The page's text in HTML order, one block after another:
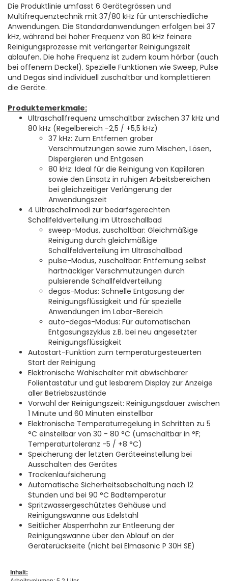
Die Produktlinie umfasst 6 Gerätegrössen und
Multifrequenztechnik mit 37/80 kHz für unterschiedliche
Anwendungen. Die Standardanwendungen erfolgen bei 37
kHz, während bei hoher Frequenz von 80 kHz feinere
Reinigungsprozesse mit verlängerter Reinigungszeit
ablaufen. Die hohe Frequenz ist zudem kaum hörbar (auch
bei offenem Deckel). Spezielle Funktionen wie Sweep, Pulse
und Degas sind individuell zuschaltbar und komplettieren
die Geräte.
Produktemerkmale:
Ultraschallfrequenz umschaltbar zwischen 37 kHz und
80 kHz (Regelbereich -2,5 / +5,5 kHz)
37 kHz: Zum Entfernen grober
Verschmutzungen sowie zum Mischen, Lösen,
Dispergieren und Entgasen
80 kHz: Ideal für die Reinigung von Kapillaren
sowie den Einsatz in ruhigen Arbeitsbereichen
bei gleichzeitiger Verlängerung der
Anwendungszeit
4 Ultraschallmodi zur bedarfsgerechten
Schallfeldverteilung im Ultraschallbad
sweep-Modus, zuschaltbar: Gleichmäßige
Reinigung durch gleichmäßige
Schallfeldverteilung im Ultraschallbad
pulse-Modus, zuschaltbar: Entfernung selbst
hartnäckiger Verschmutzungen durch
pulsierende Schallfeldverteilung
degas-Modus: Schnelle Entgasung der
Reinigungsflüssigkeit und für spezielle
Anwendungen im Labor-Bereich
auto-degas-Modus: Für automatischen
Entgasungszyklus z.B. bei neu angesetzter
Reinigungsflüssigkeit
Autostart-Funktion zum temperaturgesteuerten
Start der Reinigung
Elektronische Wahlschalter mit abwischbarer
Folientastatur und gut lesbarem Display zur Anzeige
aller Betriebszustände
Vorwahl der Reinigungszeit: Reinigungsdauer zwischen
1 Minute und 60 Minuten einstellbar
Elektronische Temperaturregelung in Schritten zu 5
°C einstellbar von 30 - 80 °C (umschaltbar in °F;
Temperaturtoleranz -5 / +8 °C)
Speicherung der letzten Geräteeinstellung bei
Ausschalten des Gerätes
Trockenlaufsicherung
Automatische Sicherheitsabschaltung nach 12
Stunden und bei 90 °C Badtemperatur
Spritzwassergeschütztes Gehäuse und
Reinigungswanne aus Edelstahl
Seitlicher Absperrhahn zur Entleerung der
Reinigungswanne über den Ablauf an der
Geräterückseite (nicht bei Elmasonic P 30H SE)
Inhalt: